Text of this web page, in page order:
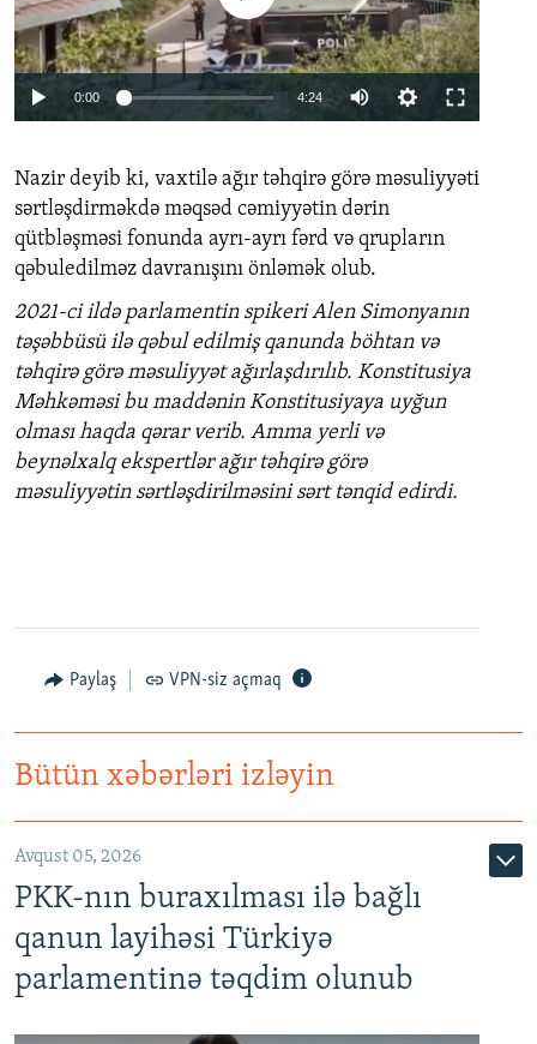
Auto 240p 360p 480p
720p 1080p
0:00 4:24
360p
480p
1080p
Nazir deyib ki, vaxtilə ağır təhqirə görə məsuliyyəti
sərtləşdirməkdə məqsəd cəmiyyətin dərin
qütbləşməsi fonunda ayrı-ayrı fərd və qrupların
qəbuledilməz davranışını önləmək olub.
2021-ci ildə parlamentin spikeri Alen Simonyanın
təşəbbüsü ilə qəbul edilmiş qanunda böhtan və
təhqirə görə məsuliyyət ağırlaşdırılıb. Konstitusiya
Məhkəməsi bu maddənin Konstitusiyaya uyğun
olması haqda qərar verib. Amma yerli və
beynəlxalq ekspertlər ağır təhqirə görə
məsuliyyətin sərtləşdirilməsini sərt tənqid edirdi.
Paylaş VPN-siz açmaq
Bütün xəbərləri izləyin
Avqust 05, 2026
PKK-nın buraxılması ilə bağlı
qanun layihəsi Türkiyə
parlamentinə təqdim olunub